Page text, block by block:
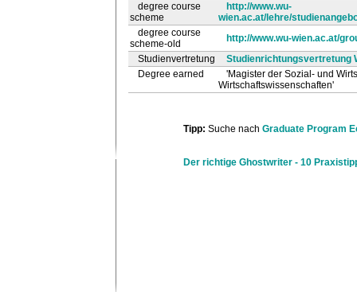
degree course
scheme
http://www.wu-
wien.ac.at/lehre/
degree course
scheme-old
http://www.wu-wien.ac.at/
Studienvertretung
Studienrichtungsvertretung
Degree earned
'Magister der Sozial- und
Wirtschaftswissenschaften'
Tipp: Suche nach Graduate Program
Der richtige Ghostwriter - 10